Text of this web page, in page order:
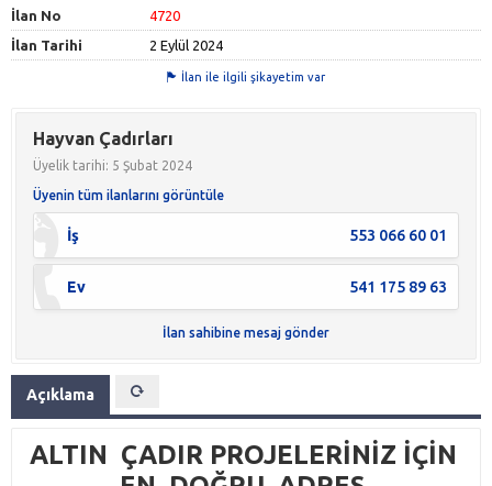
İlan No
4720
İlan Tarihi
2 Eylül 2024
İlan ile ilgili şikayetim var
Hayvan Çadırları
Üyelik tarihi: 5 Şubat 2024
Üyenin tüm ilanlarını görüntüle
İş 553 066 60 01
Ev 541 175 89 63
İlan sahibine mesaj gönder
Açıklama
ALTIN ÇADIR PROJELERİNİZ İÇİN